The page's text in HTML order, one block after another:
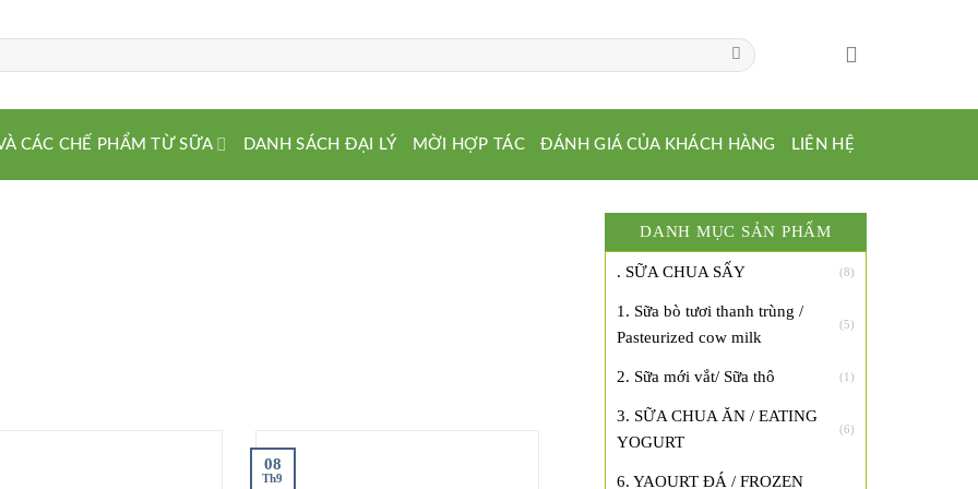
CÁC CHẾ PHẨM TỪ SỮA DANH SÁCH ĐẠI LÝ MỜI HỢP TÁC ĐÁNH GIÁ CỦA KHÁCH HÀNG LIÊN HỆ
08
Th9
DANH MỤC SẢN PHẨM
. SỮA CHUA SẤY (8)
1. Sữa bò tươi thanh trùng /
Pasteurized cow milk
(5)
2. Sữa mới vắt/ Sữa thô (1)
3. SỮA CHUA ĂN / EATING
YOGURT
(6)
6. YAOURT ĐÁ / FROZEN